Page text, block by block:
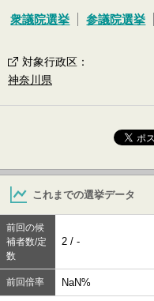
衆議院選挙 参議院選挙
対象行政区 ：
神奈川県
これまでの選挙データ
前回の候
補者数/定
数
2 / -
前回倍率 NaN%